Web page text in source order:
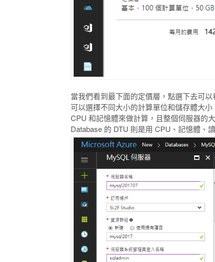
當我們看到最下面的定價層，點選下去可
可以選擇不同大小的計算單位和儲存體大
CPU 和記憶體來做計算，且整個伺服器的
Database 的 DTU 則是用 CPU、記憶體、